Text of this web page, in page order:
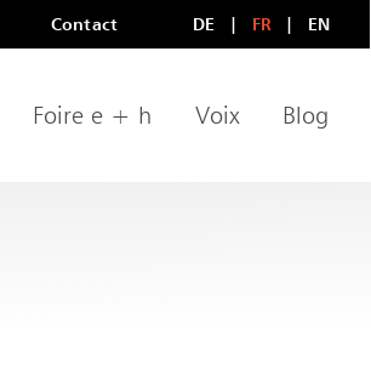
Méta-navigation
Contact DE FR EN
Foire e + h Voix Blog